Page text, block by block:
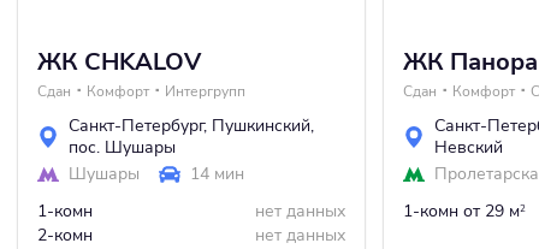
ЖК CHKALOV
Сдан Комфорт Интергрупп
Санкт-Петербург, Пушкинский,
пос. Шушары
Шушары
14 мин
1-комн
нет данных
2-комн
нет данных
ЖК
Сдан Комфорт
Санкт-
Невский
1-комн от 29 м2